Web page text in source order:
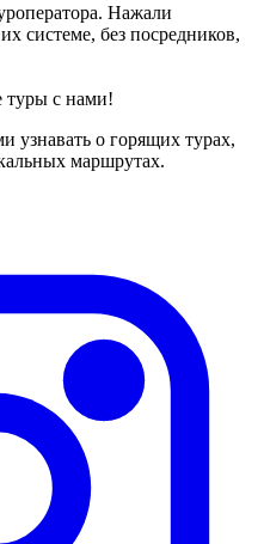
Нажали
системе, без посредников,
туры с нами!
узнавать о горящих турах,
маршрутах.